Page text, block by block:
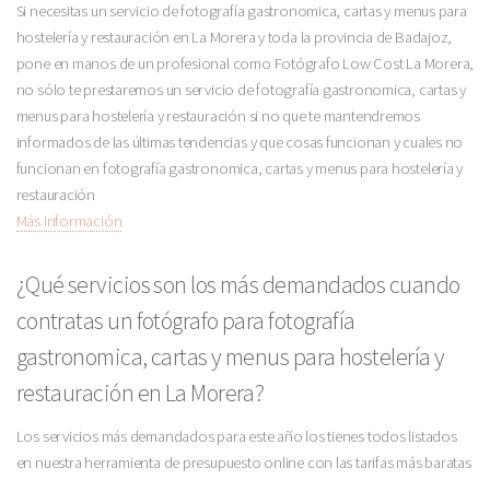
Si necesitas un servicio de fotografía gastronomica, cartas y menus para
hostelería y restauración en La Morera y toda la provincia de Badajoz,
pone en manos de un profesional como Fotógrafo Low Cost La Morera,
no sólo te prestaremos un servicio de fotografía gastronomica, cartas y
menus para hostelería y restauración si no que te mantendremos
informados de las últimas tendencias y que cosas funcionan y cuales no
funcionan en fotografía gastronomica, cartas y menus para hostelería y
restauración
Más Información
¿Qué servicios son los más demandados cuando
contratas un fotógrafo para fotografía
gastronomica, cartas y menus para hostelería y
restauración en La Morera?
Los servicios más demandados para este año los tienes todos listados
en nuestra herramienta de presupuesto online con las tarifas más baratas